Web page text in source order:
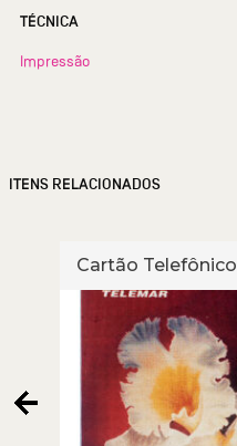
TÉCNICA
Impressão
ITENS RELACIONADOS
Cartão Telefônico